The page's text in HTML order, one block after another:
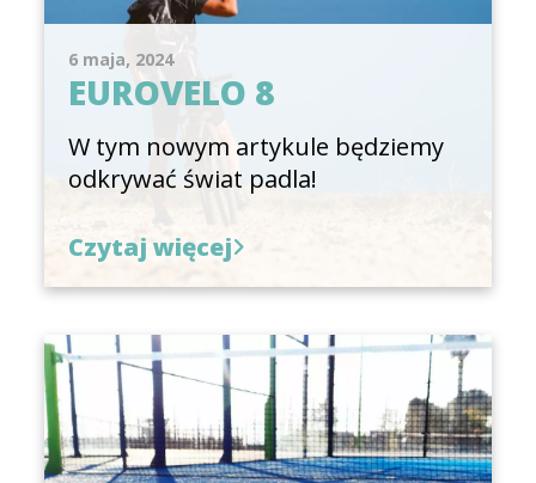
6 maja, 2024
EUROVELO 8
W tym nowym artykule będziemy
odkrywać świat padla!
Czytaj więcej